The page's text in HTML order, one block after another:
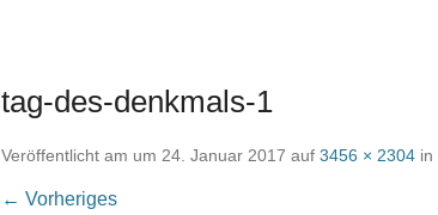
tag-des-denkmals-1
Veröffentlicht am um 24. Januar 2017 auf 3456 × 2304 in
← Vorheriges